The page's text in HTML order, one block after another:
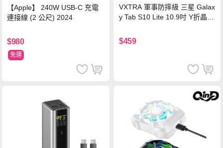
【Apple】 240W USB-C 充電
連接線 (2 公尺) 2024
$980
免運
VXTRA 軍事防摔級 三星 Galax
y Tab S10 Lite 10.9吋 Y折晶透
$459